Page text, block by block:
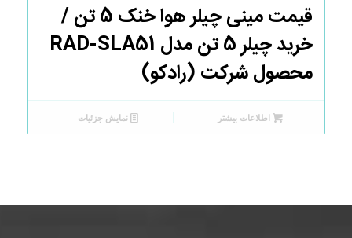
قیمت مینی چیلر هوا خنک 5 تن /
خرید چیلر 5 تن مدل RAD-SLA51
محصول شرکت (رادکو)
اطلاعات بیشتر نمایش جزئیات